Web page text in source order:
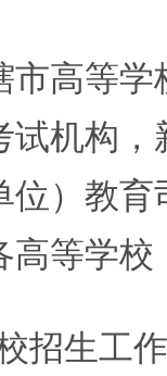
市高等
试机构
位）教
高等学校
生工作